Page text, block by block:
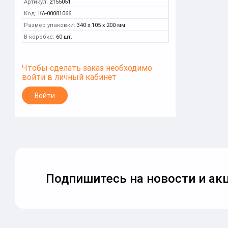
Артикул: 2155051
Код: КА-00081066
Размер упаковки: 340 x 105 x 200 мм
В коробке: 60 шт.
Чтобы сделать заказ необходимо
войти в личный кабинет
Войти
Подпишитесь на новости и